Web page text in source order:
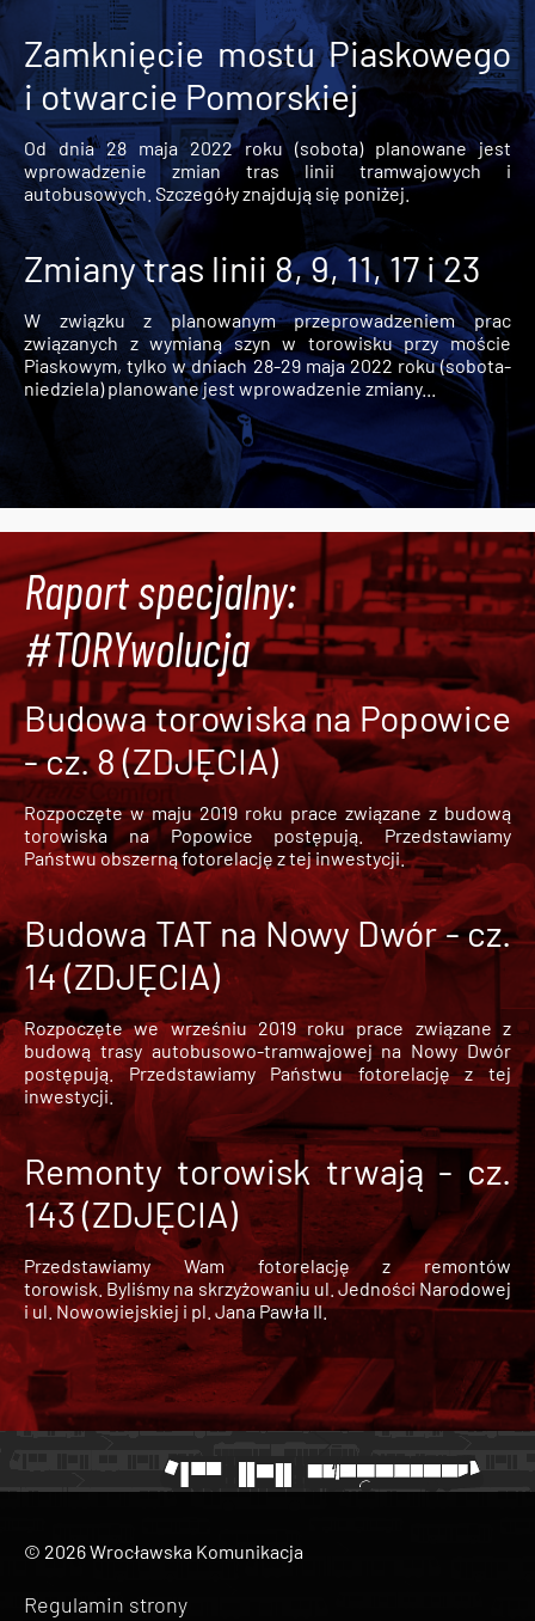
Zamknięcie mostu Piaskowego
i otwarcie Pomorskiej
Od dnia 28 maja 2022 roku (sobota) planowane jest
wprowadzenie zmian tras linii tramwajowych i
autobusowych. Szczegóły znajdują się poniżej.
Zmiany tras linii 8, 9, 11, 17 i 23
W związku z planowanym przeprowadzeniem prac
związanych z wymianą szyn w torowisku przy moście
Piaskowym, tylko w dniach 28-29 maja 2022 roku (sobota-
niedziela) planowane jest wprowadzenie zmiany...
Raport specjalny:
#TORYwolucja
Budowa torowiska na Popowice
- cz. 8 (ZDJĘCIA)
Rozpoczęte w maju 2019 roku prace związane z budową
torowiska na Popowice
postępują. Przedstawiamy
Państwu obszerną fotorelację z tej inwestycji.
Budowa TAT na Nowy Dwór - cz.
14 (ZDJĘCIA)
Rozpoczęte we wrześniu 2019 roku prace związane z
budową trasy autobusowo-tramwajowej na Nowy Dwór
postępują. Przedstawiamy Państwu fotorelację z tej
inwestycji.
Remonty torowisk trwają - cz.
143 (ZDJĘCIA)
Przedstawiamy Wam fotorelację z remontów
torowisk. Byliśmy na skrzyżowaniu ul. Jedności Narodowej
i ul. Nowowiejskiej i pl. Jana Pawła II.
© 2026 Wrocławska Komunikacja
Regulamin strony